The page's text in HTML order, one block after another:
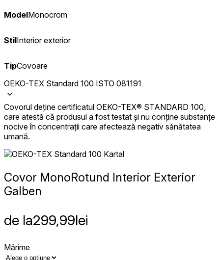
ModelMonocrom
StilInterior exterior
TipCovoare
OEKO-TEX Standard 100 ISTO 081191
Covorul deține certificatul OEKO-TEX® STANDARD 100,
care atestă că produsul a fost testat și nu conține substanțe
nocive în concentrații care afectează negativ sănătatea
umană.
Covor MonoRotund Interior Exterior
Galben
de la299,99lei
Mărime